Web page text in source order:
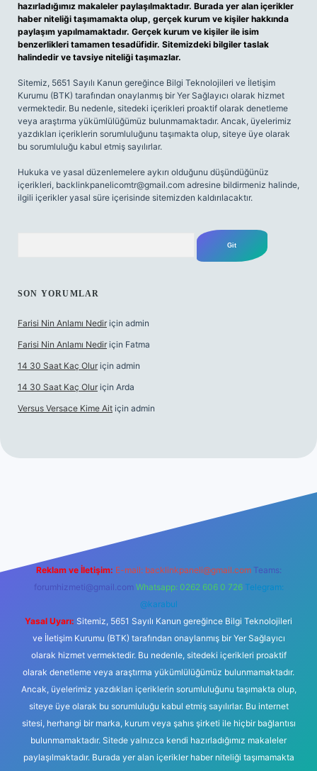
hazırladığımız makaleler paylaşılmaktadır. Burada yer alan içerikler
haber niteliği taşımamakta olup, gerçek kurum ve kişiler hakkında
paylaşım yapılmamaktadır. Gerçek kurum ve kişiler ile isim
benzerlikleri tamamen tesadüfidir. Sitemizdeki bilgiler taslak
halindedir ve tavsiye niteliği taşımazlar.
Sitemiz, 5651 Sayılı Kanun gereğince Bilgi Teknolojileri ve İletişim
Kurumu (BTK) tarafından onaylanmış bir Yer Sağlayıcı olarak hizmet
vermektedir. Bu nedenle, sitedeki içerikleri proaktif olarak denetleme
veya araştırma yükümlülüğümüz bulunmamaktadır. Ancak, üyelerimiz
yazdıkları içeriklerin sorumluluğunu taşımakta olup, siteye üye olarak
bu sorumluluğu kabul etmiş sayılırlar.
Hukuka ve yasal düzenlemelere aykırı olduğunu düşündüğünüz
içerikleri, backlinkpanelicomtr@gmail.com adresine bildirmeniz halinde,
ilgili içerikler yasal süre içerisinde sitemizden kaldırılacaktır.
SON YORUMLAR
Farisi Nin Anlamı Nedir için admin
Farisi Nin Anlamı Nedir için Fatma
14 30 Saat Kaç Olur için admin
14 30 Saat Kaç Olur için Arda
Versus Versace Kime Ait için admin
Reklam ve İletişim: E-mail: backlinkpaneli@gmail.com Teams:
forumhizmeti@gmail.com Whatsapp: 0262 606 0 726 Telegram:
@karabul
Yasal Uyarı: Sitemiz, 5651 Sayılı Kanun gereğince Bilgi Teknolojileri
ve İletişim Kurumu (BTK) tarafından onaylanmış bir Yer Sağlayıcı
olarak hizmet vermektedir. Bu nedenle, sitedeki içerikleri proaktif
olarak denetleme veya araştırma yükümlülüğümüz bulunmamaktadır.
Ancak, üyelerimiz yazdıkları içeriklerin sorumluluğunu taşımakta olup,
siteye üye olarak bu sorumluluğu kabul etmiş sayılırlar. Bu internet
sitesi, herhangi bir marka, kurum veya şahıs şirketi ile hiçbir bağlantısı
bulunmamaktadır. Sitede yalnızca kendi hazırladığımız makaleler
paylaşılmaktadır. Burada yer alan içerikler haber niteliği taşımamakta